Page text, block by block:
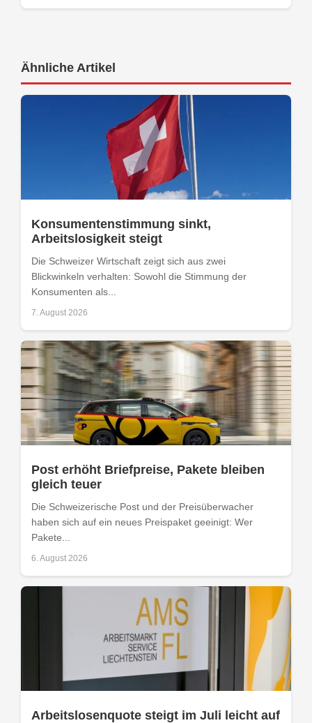
Ähnliche Artikel
Konsumentenstimmung sinkt,
Arbeitslosigkeit steigt
Die Schweizer Wirtschaft zeigt sich aus zwei
Blickwinkeln verhalten: Sowohl die Stimmung der
Konsumenten als...
7. August 2026
Post erhöht Briefpreise, Pakete bleiben
gleich teuer
Die Schweizerische Post und der Preisüberwacher
haben sich auf ein neues Preispaket geeinigt: Wer
Pakete...
6. August 2026
Arbeitslosenquote steigt im Juli leicht auf